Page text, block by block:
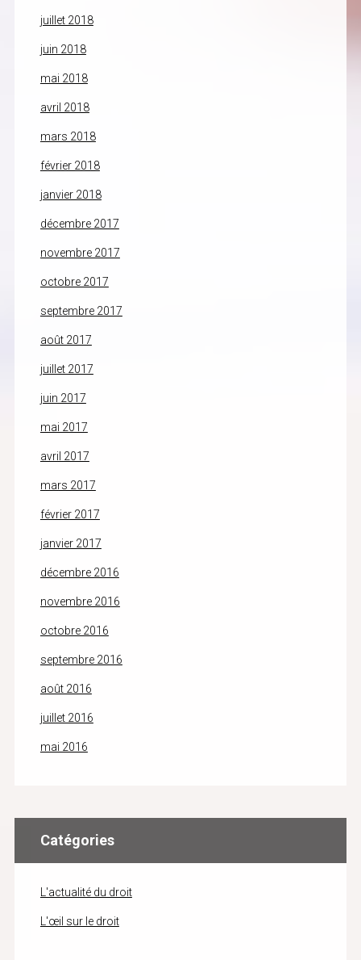
juillet 2018
juin 2018
mai 2018
avril 2018
mars 2018
février 2018
janvier 2018
décembre 2017
novembre 2017
octobre 2017
septembre 2017
août 2017
juillet 2017
juin 2017
mai 2017
avril 2017
mars 2017
février 2017
janvier 2017
décembre 2016
novembre 2016
octobre 2016
septembre 2016
août 2016
juillet 2016
mai 2016
Catégories
L'actualité du droit
L'œil sur le droit